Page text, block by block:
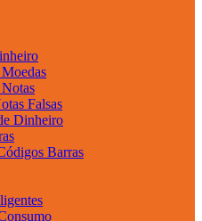
Falsas
Dinheiro
Barras